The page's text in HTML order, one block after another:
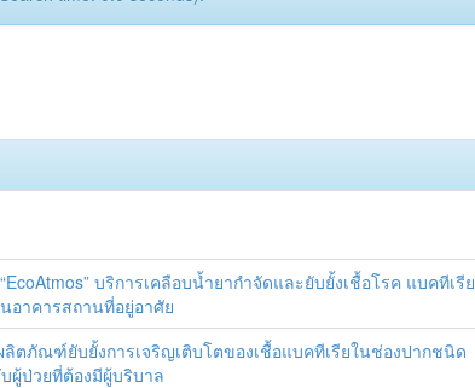
บริการเคลือบน้ำยากำจัดและยับยั้งเชื้อโรค แบคทีเรีย
อาคารสถานที่อยู่อาศัย
ตภัณฑ์ยับยั้งการเจริญเติบโตของเชื้อแบคทีเรียในช่องปากชนิด
ผู้ป่วยที่ต้องมีผู้บริบาล